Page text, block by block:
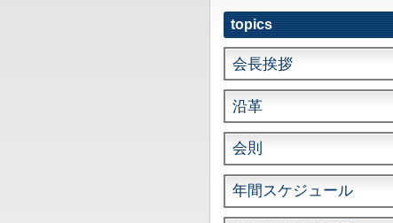
topics
会長挨拶
沿革
会則
年間スケジュール